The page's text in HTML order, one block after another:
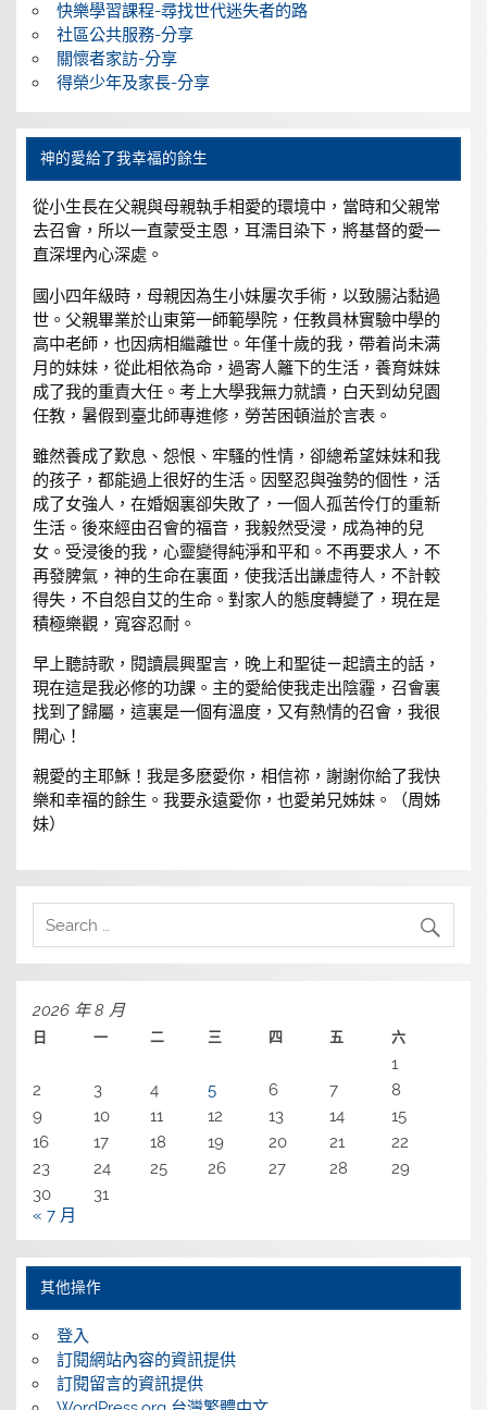
快樂學習課程-尋找世代迷失者的路
社區公共服務-分享
關懷者家訪-分享
得榮少年及家長-分享
神的愛給了我幸福的餘生
從小生長在父親與母親執手相愛的環境中，當時和父親常
去召會，所以一直蒙受主恩，耳濡目染下，將基督的愛一
直深埋內心深處。
國小四年級時，母親因為生小妹屢次手術，以致腸沾黏過
世。父親畢業於山東第一師範學院，任教員林實驗中學的
高中老師，也因病相繼離世。年僅十歲的我，帶着尚未满
月的妹妹，從此相依為命，過寄人籬下的生活，養育妹妹
成了我的重責大任。考上大學我無力就讀，白天到幼兒園
任教，暑假到臺北師專進修，勞苦困頓溢於言表。
雖然養成了歎息、怨恨、牢騷的性情，卻總希望妹妹和我
的孩子，都能過上很好的生活。因堅忍與強勢的個性，活
成了女強人，在婚姻裏卻失敗了，一個人孤苦伶仃的重新
生活。後來經由召會的福音，我毅然受浸，成為神的兒
女。受浸後的我，心靈變得純淨和平和。不再要求人，不
再發脾氣，神的生命在裏面，使我活出謙虛待人，不計較
得失，不自怨自艾的生命。對家人的態度轉變了，現在是
積極樂觀，寬容忍耐。
早上聽詩歌，閱讀晨興聖言，晚上和聖徒ㄧ起讀主的話，
現在這是我必修的功課。主的愛給使我走出陰霾，召會裏
找到了歸屬，這裏是一個有溫度，又有熱情的召會，我很
開心！
親愛的主耶穌！我是多麽愛你，相信祢，謝謝你給了我快
樂和幸福的餘生。我要永遠愛你，也愛弟兄姊妹。（周姊
妹）
2026 年 8 月
日 一 二 三 四 五 六
1
2
3 4 5 6 7
8
9
10 11 12 13 14
15
16
17 18 19 20 21
22
23
24 25 26 27 28
29
30
31
« 7 月
其他操作
登入
訂閱網站內容的資訊提供
訂閱留言的資訊提供